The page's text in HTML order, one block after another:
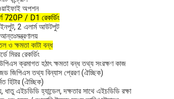
অপশন
720P / D1 রেকর্ডিং
ইনপুট, 2 এলার্ম আউটপুট
ও ক্ষমতা কাটা বন্ধ
মিরর রেকর্ডিং
ক্রমাগত হঠাৎ ক্ষমতা বন্ধ তথ্য সংরক্ষণ কাজ
জিপিএস তথ্য বিন্যাস প্রেরণ (ঐচ্ছিক)
হিটার (ঐচ্ছিক)
এইচডিডি হ্যান্ডেল, দক্ষতার সাথে এইচডিডি রক্ষা